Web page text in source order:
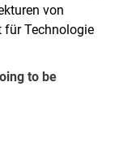
von
für Technologie
to be